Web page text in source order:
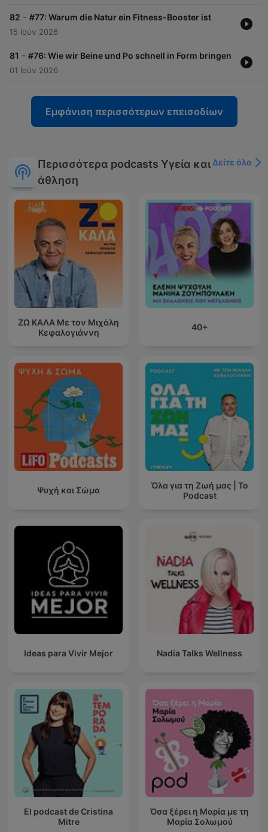
82 - #77: Warum die Natur ein Fitness-Booster ist
15 Ιούν 2026
81 - #76: Wie wir Beine und Po schnell in Form bringen
01 Ιούν 2026
Εμφάνιση περισσότερων επεισοδίων
Περισσότερα podcasts Υγεία και
άθληση
Δείτε όλα
ΖΩ ΚΑΛΑ Με τον Μιχάλη
Κεφαλογιάννη
40+
Ψυχή και Σώμα
Όλα για τη Ζωή μας | Το
Podcast
Ideas para Vivir Mejor Nadia Talks Wellness
El podcast de Cristina
Mitre
Όσα ξέρει η Μαρία με τη
Μαρία Σολωμού